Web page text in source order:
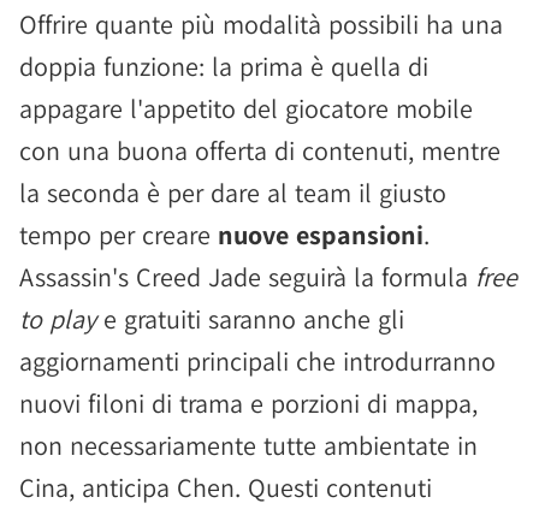
Offrire quante più modalità possibili ha una
doppia funzione: la prima è quella di
appagare l'appetito del giocatore mobile
con una buona offerta di contenuti, mentre
la seconda è per dare al team il giusto
tempo per creare nuove espansioni.
Assassin's Creed Jade seguirà la formula free
to playe gratuiti saranno anche gli
aggiornamenti principali che introdurranno
nuovi filoni di trama e porzioni di mappa,
non necessariamente tutte ambientate in
Cina, anticipa Chen. Questi contenuti